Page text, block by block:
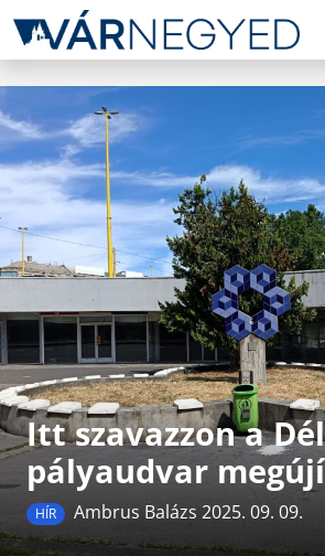
Itt szavazzon a
pályaudvar
HÍR Ambrus Balázs 2025. 09. 09.